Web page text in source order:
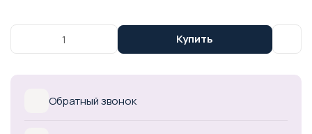
Купить
Обратный звонок